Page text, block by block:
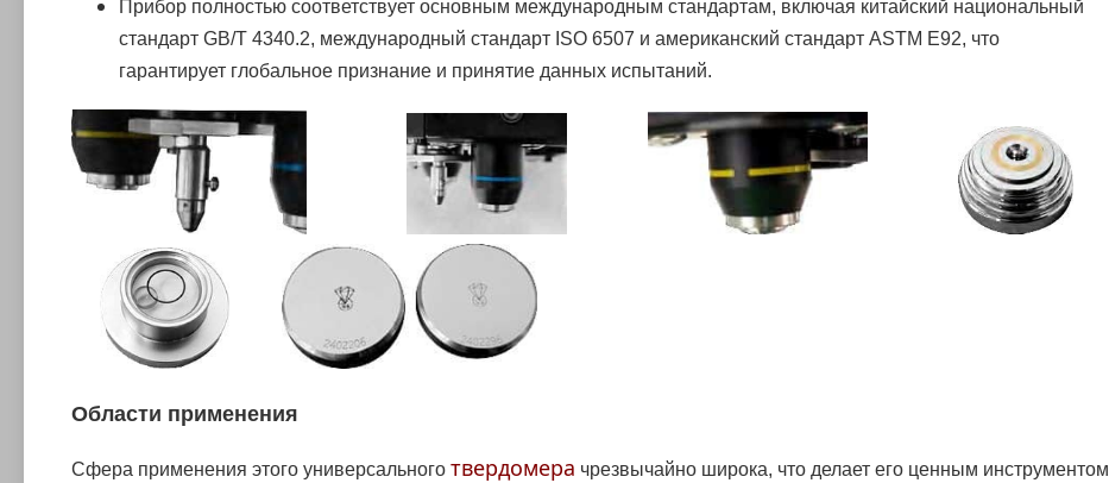
Прибор полностью соответствует основным международным стандартам, включая китайский национальный
стандарт GB/T 4340.2, международный стандарт ISO 6507 и американский стандарт ASTM E92, что
гарантирует глобальное признание и принятие данных испытаний.
Области применения
Сфера применения этого универсального твердомера чрезвычайно широка, что делает его ценным инструментом